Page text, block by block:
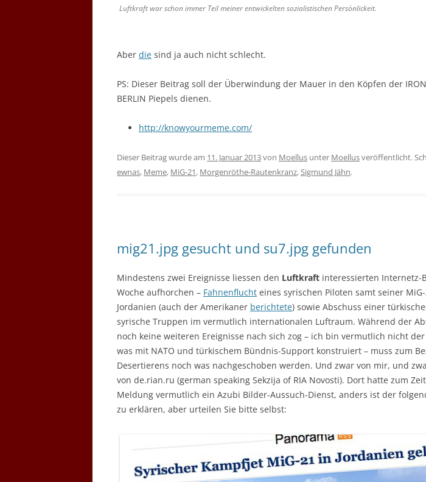
Luftkraft war schon immer Teil meiner entwickelten sozialistischen Persönlickeit.
Aber die sind ja auch nicht schlecht.
PS: Dieser Beitrag soll der Überwindung der Mauer in den Köpfen der IRON
BERLIN Piepels dienen.
http://knowyourmeme.com/
Dieser Beitrag wurde am 11. Januar 2013von Moellus unter Moellusveröffentlicht.
ewnas, Meme, MiG-21, Morgenröthe-Rautenkranz,Sigmund Jähn.
mig21.jpg gesucht und su7.jpg gefunden
Mindestens zwei Ereignisse liessen den Luftkraft interessierten Internetz-
Woche aufhorchen – Fahnenflucht eines syrischen Piloten samt seiner
Jordanien (auch der Amerikaner berichtete) sowie Abschuss einer
syrische Truppen im vermutlich internationalen Luftraum. Während der
noch keine weiteren Ereignisse nach sich zog – ich bin vermutlich nicht
was mit NATO und türkischem Bündnis-Support konstruiert – muss zum
Desertierens noch was nachgeschoben werden. Und zwar von mir, und
von de.rian.ru (german speaking Sekzija of RIA Novosti). Dort hatte zum
Meldung vermutlich ein Azubi Bilder-Aussuch-Dienst, anders ist der
zu erklären, aber urteilen Sie bitte selbst: